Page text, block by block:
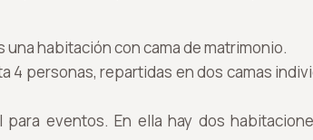
una habitación con cama de matrimonio.
personas, repartidas en dos camas
eventos. En ella hay dos